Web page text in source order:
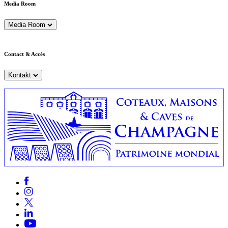
Media Room
Media Room
Contact & Accès
Kontakt